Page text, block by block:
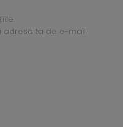
adresa ta de e-mail